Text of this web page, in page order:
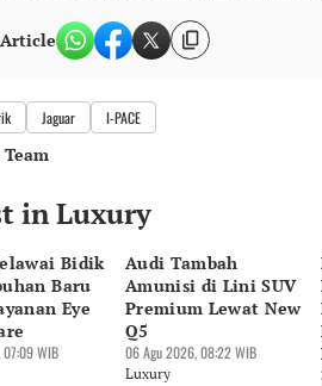
Jaguar I-PACE
Yuliastuti
Aria
in Luxury
Bidik
Baru
Eye
WIB
Audi Tambah
Amunisi di Lini SUV
Premium Lewat New
Q5
06 Agu 2026, 08:22 WIB
Luxury